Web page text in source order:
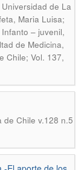
de La
Maria Luisa;
– juvenil,
de Medicina,
Chile; Vol. 137,
de Chile v.128 n.5